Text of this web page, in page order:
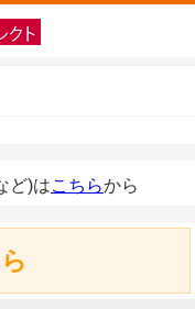
ど)はこちらから